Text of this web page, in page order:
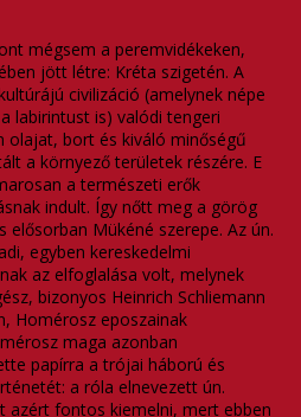
mégsem a peremvidékeken,
jött létre: Kréta szigetén. A
civilizáció (amelynek népe
labirintust is) valódi tengeri
olajat, bort és kiváló minőségű
a környező területek részére. E
a természeti erők
indult. Így nőtt meg a görög
elősorban Mükéné szerepe. Az ún.
egyben kereskedelmi
az elfoglalása volt, melynek
bizonyos Heinrich Schliemann
Homérosz eposzainak
maga azonban
papírra a trójai háború és
a róla elnevezett ún.
azért fontos kiemelni, mert ebben